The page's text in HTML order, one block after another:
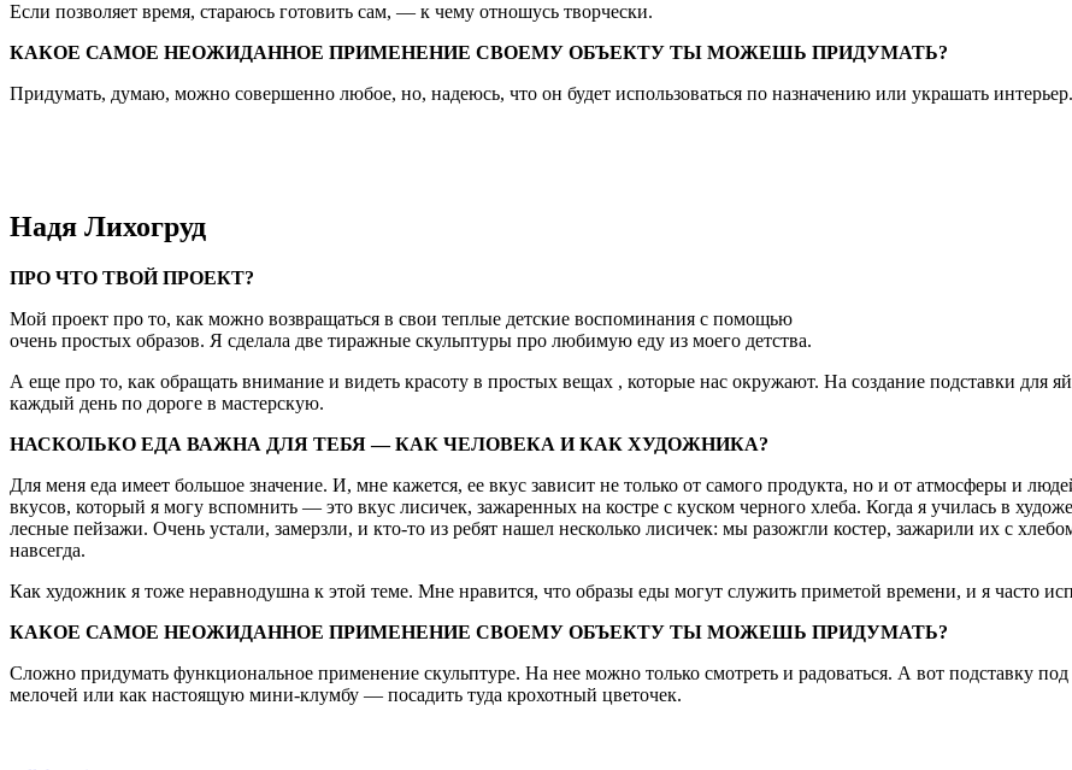
Если позволяет время, стараюсь готовить сам, — к чему отношусь творчески.
КАКОЕ САМОЕ НЕОЖИДАННОЕ ПРИМЕНЕНИЕ СВОЕМУ ОБЪЕКТУ ТЫ МОЖЕШЬ ПРИДУМАТЬ?
Придумать, думаю, можно совершенно любое, но, надеюсь, что он будет использоваться по назначению или украшать интерьер.
Надя Лихогруд
ПРО ЧТО ТВОЙ ПРОЕКТ?
Мой проект про то, как можно возвращаться в свои теплые детские воспоминания с помощью
очень простых образов. Я сделала две тиражные скульптуры про любимую еду из моего детства.
А еще про то, как обращать внимание и видеть красоту в простых вещах , которые нас окружают. На создание подставки для
каждый день по дороге в мастерскую.
НАСКОЛЬКО ЕДА ВАЖНА ДЛЯ ТЕБЯ — КАК ЧЕЛОВЕКА И КАК ХУДОЖНИКА?
Для меня еда имеет большое значение. И, мне кажется, ее вкус зависит не только от самого продукта, но и от атмосферы и
вкусов, который я могу вспомнить — это вкус лисичек, зажаренных на костре с куском черного хлеба. Когда я училась в
лесные пейзажи. Очень устали, замерзли, и кто-то из ребят нашел несколько лисичек: мы разожгли костер, зажарили их с
навсегда.
Как художник я тоже неравнодушна к этой теме. Мне нравится, что образы еды могут служить приметой времени, и я часто
КАКОЕ САМОЕ НЕОЖИДАННОЕ ПРИМЕНЕНИЕ СВОЕМУ ОБЪЕКТУ ТЫ МОЖЕШЬ ПРИДУМАТЬ?
Сложно придумать функциональное применение скульптуре. На нее можно только смотреть и радоваться. А вот подставку
мелочей или как настоящую мини-клумбу — посадить туда крохотный цветочек.